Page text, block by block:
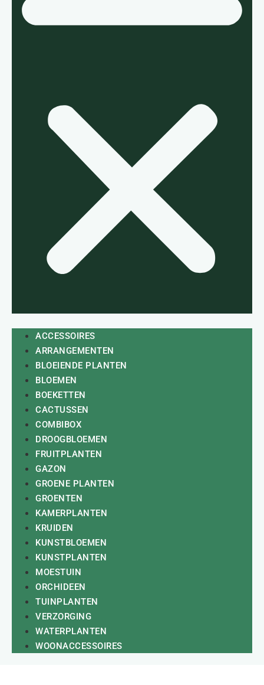
ACCESSOIRES
ARRANGEMENTEN
BLOEIENDE PLANTEN
BLOEMEN
BOEKETTEN
CACTUSSEN
COMBIBOX
DROOGBLOEMEN
FRUITPLANTEN
GAZON
GROENE PLANTEN
GROENTEN
KAMERPLANTEN
KRUIDEN
KUNSTBLOEMEN
KUNSTPLANTEN
MOESTUIN
ORCHIDEEN
TUINPLANTEN
VERZORGING
WATERPLANTEN
WOONACCESSOIRES